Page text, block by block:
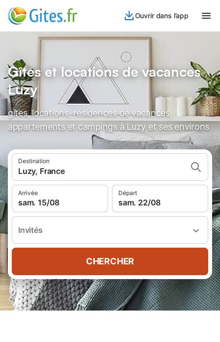
Ouvrir dans l’app
Gîtes et locations de vacances
Luzy
gîtes, locations, résidences de vacances,
appartements et campings à Luzy et ses environs
Destination
Luzy, France
Arrivée
sam. 15/08
Départ
sam. 22/08
Invités
CHERCHER